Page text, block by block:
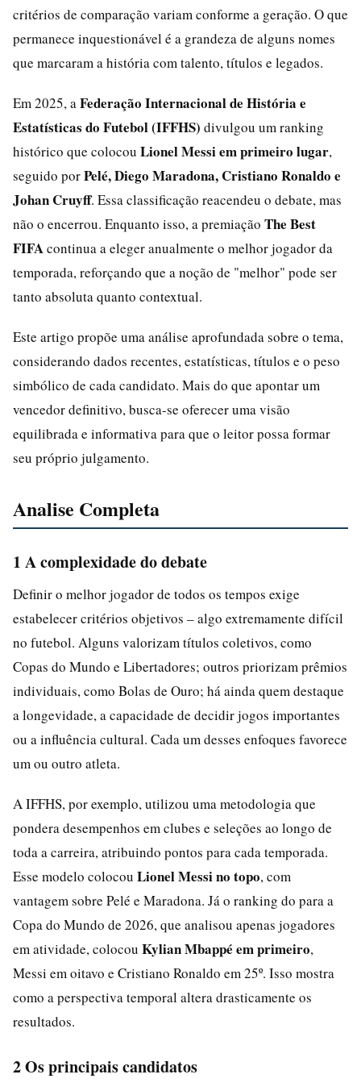
critérios de comparação variam conforme a geração. O que
permanece inquestionável é a grandeza de alguns nomes
que marcaram a história com talento, títulos e legados.
Em 2025, a Federação Internacional de História e
Estatísticas do Futebol (IFFHS) divulgou um ranking
histórico que colocou Lionel Messi em primeiro lugar,
seguido porPelé, Diego Maradona, Cristiano Ronaldo e
Johan Cruyff. Essa classificação reacendeu o debate, mas
não o encerrou. Enquanto isso, a premiação The Best
FIFAcontinua a eleger anualmente o melhor jogador da
temporada, reforçando que a noção de "melhor" pode ser
tanto absoluta quanto contextual.
Este artigo propõe uma análise aprofundada sobre o tema,
considerando dados recentes, estatísticas, títulos e o peso
simbólico de cada candidato. Mais do que apontar um
vencedor definitivo, busca-se oferecer uma visão
equilibrada e informativa para que o leitor possa formar
seu próprio julgamento.
Analise Completa
1 A complexidade do debate
Definir o melhor jogador de todos os tempos exige
estabelecer critérios objetivos – algo extremamente difícil
no futebol. Alguns valorizam títulos coletivos, como
Copas do Mundo e Libertadores; outros priorizam prêmios
individuais, como Bolas de Ouro; há ainda quem destaque
a longevidade, a capacidade de decidir jogos importantes
ou a influência cultural. Cada um desses enfoques favorece
um ou outro atleta.
A IFFHS, por exemplo, utilizou uma metodologia que
pondera desempenhos em clubes e seleções ao longo de
toda a carreira, atribuindo pontos para cada temporada.
Esse modelo colocou Lionel Messi no topo, com
vantagem sobre Pelé e Maradona. Já o ranking do para a
Copa do Mundo de 2026, que analisou apenas jogadores
em atividade, colocou Kylian Mbappé em primeiro,
Messi em oitavo e Cristiano Ronaldo em 25º. Isso mostra
como a perspectiva temporal altera drasticamente os
resultados.
2 Os principais candidatos